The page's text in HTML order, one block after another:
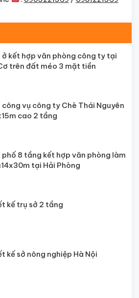
ở kết hợp văn phòng công ty tại
trên đất méo 3 mặt tiền
công vụ công ty Chè Thái Nguyên
cao 2 tầng
phố 8 tầng kết hợp văn phòng làm
tại Hải Phòng
kế trụ sở 2 tầng
kế sở nông nghiệp Hà Nội